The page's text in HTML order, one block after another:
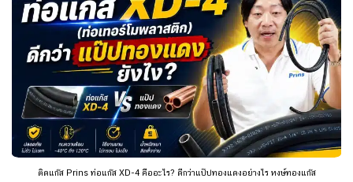
ติดแก๊ส Prins ท่อแก๊ส XD-4 คืออะไร? ดีกว่าแป๊ปทองแดงอย่างไร หงษ์ทองแก๊ส